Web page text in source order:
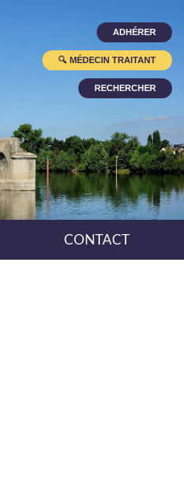
ADHÉRER
🔍 MÉDECIN TRAITANT
RECHERCHER
CONTACT